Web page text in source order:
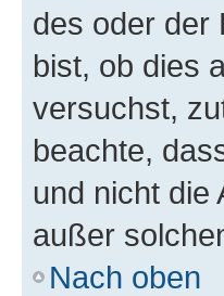
des oder der
bist, ob dies
versuchst,
beachte,
und nicht die
außer
Nach oben